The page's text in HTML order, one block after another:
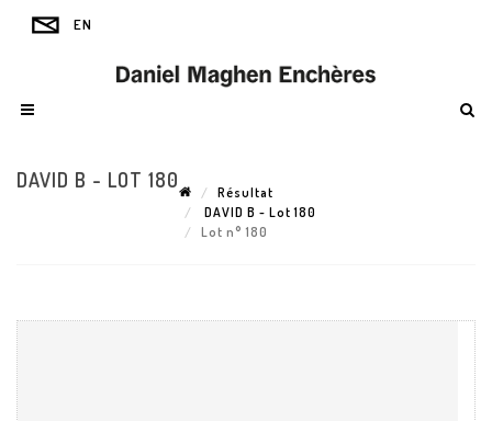
DAVID B - LOT 180
Résultat
DAVID B - Lot 180
Lot n° 180